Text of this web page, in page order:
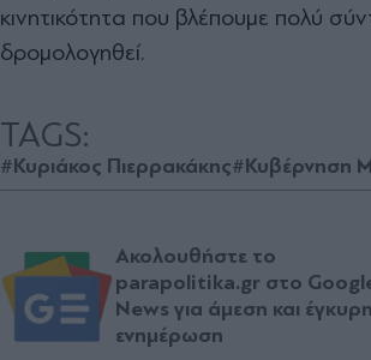
κινητικότητα που βλέπουμε πολύ
δρομολογηθεί.
TAGS:
#Κυριάκος Πιερρακάκης#Κυβέρνηση
Ακολουθήστε το
parapolitika.gr στο
News για άμεση και έγκυρη
ενημέρωση